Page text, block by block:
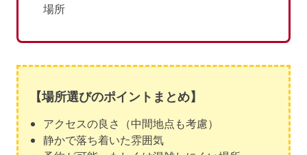
場所
【場所選びのポイントまとめ】
アクセスの良さ（中間地点も考慮）
静かで落ち着いた雰囲気